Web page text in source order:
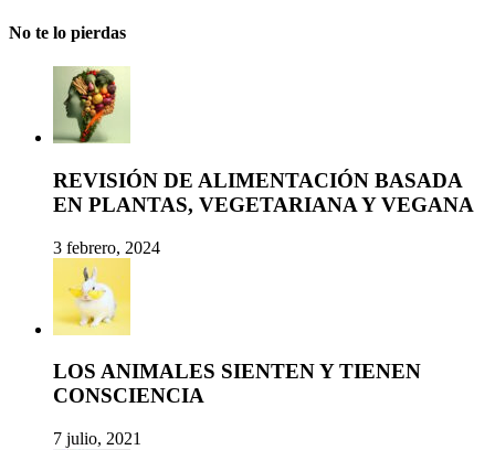
No te lo pierdas
REVISIÓN DE ALIMENTACIÓN BASADA
EN PLANTAS, VEGETARIANA Y VEGANA
3 febrero, 2024
LOS ANIMALES SIENTEN Y TIENEN
CONSCIENCIA
7 julio, 2021